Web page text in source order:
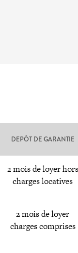
DEPÔT DE GARANTIE
2 mois de loyer hors
charges locatives
2 mois de loyer
charges comprises